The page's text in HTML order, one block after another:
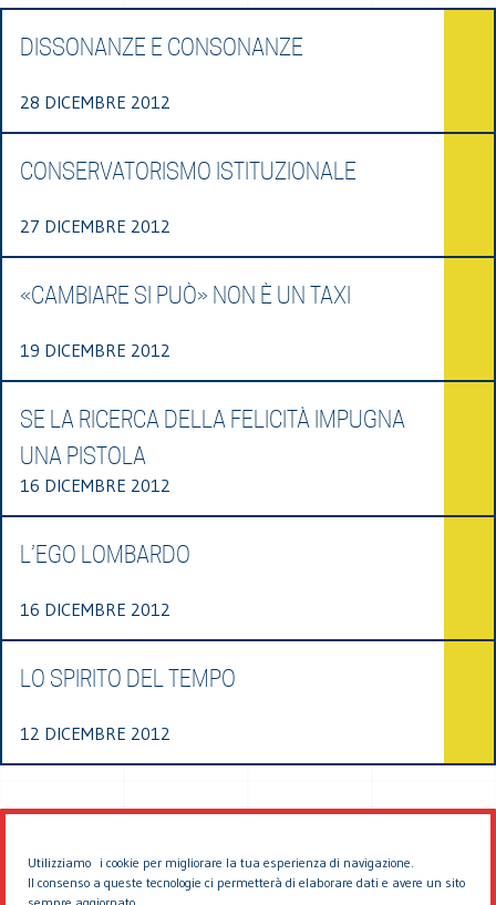
Utilizziamo i cookie per migliorare la tua esperienza di navigazione.
Il consenso a queste tecnologie ci permetterà di elaborare dati e avere un sito
DISSONANZE E CONSONANZE
28 DICEMBRE 2012
CONSERVATORISMO ISTITUZIONALE
27 DICEMBRE 2012
«CAMBIARE SI PUÒ» NON È UN TAXI
19 DICEMBRE 2012
SE LA RICERCA DELLA FELICITÀ IMPUGNA
UNA PISTOLA
16 DICEMBRE 2012
L’EGO LOMBARDO
16 DICEMBRE 2012
LO SPIRITO DEL TEMPO
12 DICEMBRE 2012